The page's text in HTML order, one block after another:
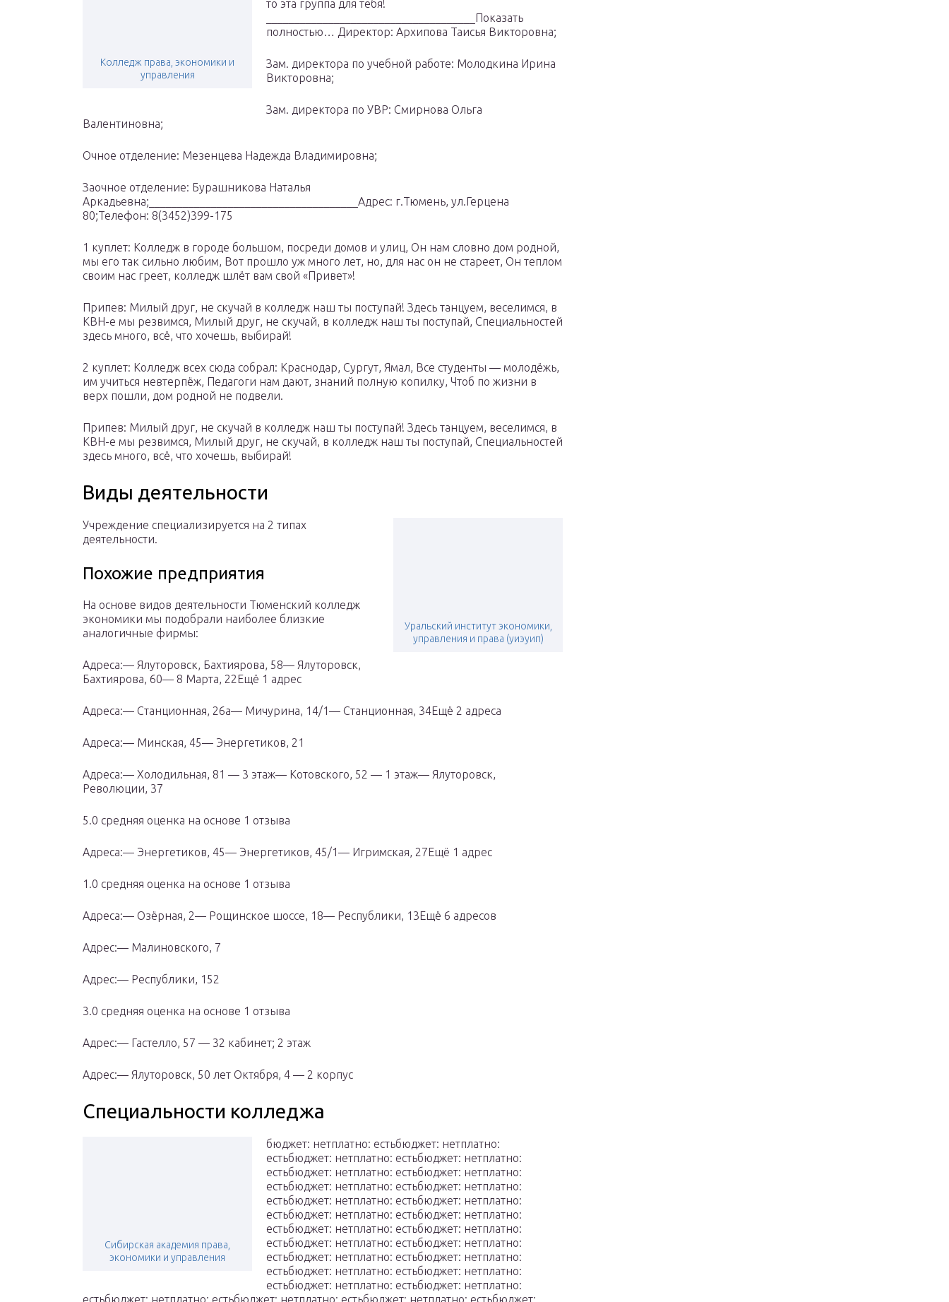
Колледж права, экономики и
управления
то эта группа для тебя!
_____________________________________Показать
полностью… Директор: Архипова Таисья Викторовна;
Зам. директора по учебной работе: Молодкина Ирина
Викторовна;
Зам. директора по УВР: Смирнова Ольга
Валентиновна;
Очное отделение: Мезенцева Надежда Владимировна;
Заочное отделение: Бурашникова Наталья
Аркадьевна;_____________________________________Адрес: г.Тюмень, ул.Герцена
80;Телефон: 8(3452)399-175
1 куплет: Колледж в городе большом, посреди домов и улиц, Он нам словно дом родной,
мы его так сильно любим, Вот прошло уж много лет, но, для нас он не стареет, Он теплом
своим нас греет, колледж шлёт вам свой «Привет»!
Припев: Милый друг, не скучай в колледж наш ты поступай! Здесь танцуем, веселимся, в
КВН-е мы резвимся, Милый друг, не скучай, в колледж наш ты поступай, Специальностей
здесь много, всё, что хочешь, выбирай!
2 куплет: Колледж всех сюда собрал: Краснодар, Сургут, Ямал, Все студенты — молодёжь,
им учиться невтерпёж, Педагоги нам дают, знаний полную копилку, Чтоб по жизни в
верх пошли, дом родной не подвели.
Припев: Милый друг, не скучай в колледж наш ты поступай! Здесь танцуем, веселимся, в
КВН-е мы резвимся, Милый друг, не скучай, в колледж наш ты поступай, Специальностей
здесь много, всё, что хочешь, выбирай!
Виды деятельности
Уральский институт экономики,
управления и права (уиэуип)
Учреждение специализируется на 2 типах
деятельности.
Похожие предприятия
На основе видов деятельности Тюменский колледж
экономики мы подобрали наиболее близкие
аналогичные фирмы:
Адреса:— Ялуторовск, Бахтиярова, 58— Ялуторовск,
Бахтиярова, 60— 8 Марта, 22Ещё 1 адрес
Адреса:— Станционная, 26а— Мичурина, 14/1— Станционная, 34Ещё 2 адреса
Адреса:— Минская, 45— Энергетиков, 21
Адреса:— Холодильная, 81 — 3 этаж— Котовского, 52 — 1 этаж— Ялуторовск,
Революции, 37
5.0 cредняя оценка на основе 1 отзыва
Адреса:— Энергетиков, 45— Энергетиков, 45/1— Игримская, 27Ещё 1 адрес
1.0 cредняя оценка на основе 1 отзыва
Адреса:— Озёрная, 2— Рощинское шоссе, 18— Республики, 13Ещё 6 адресов
Адрес:— Малиновского, 7
Адрес:— Республики, 152
3.0 cредняя оценка на основе 1 отзыва
Адрес:— Гастелло, 57 — 32 кабинет; 2 этаж
Адрес:— Ялуторовск, 50 лет Октября, 4 — 2 корпус
Специальности колледжа
Сибирская академия права,
экономики и управления
бюджет: нетплатно: естьбюджет: нетплатно:
естьбюджет: нетплатно: естьбюджет: нетплатно:
естьбюджет: нетплатно: естьбюджет: нетплатно:
естьбюджет: нетплатно: естьбюджет: нетплатно:
естьбюджет: нетплатно: естьбюджет: нетплатно:
естьбюджет: нетплатно: естьбюджет: нетплатно:
естьбюджет: нетплатно: естьбюджет: нетплатно:
естьбюджет: нетплатно: естьбюджет: нетплатно:
естьбюджет: нетплатно: естьбюджет: нетплатно:
естьбюджет: нетплатно: естьбюджет: нетплатно:
естьбюджет: нетплатно: естьбюджет: нетплатно:
естьбюджет: нетплатно: естьбюджет: нетплатно: естьбюджет: нетплатно: естьбюджет: